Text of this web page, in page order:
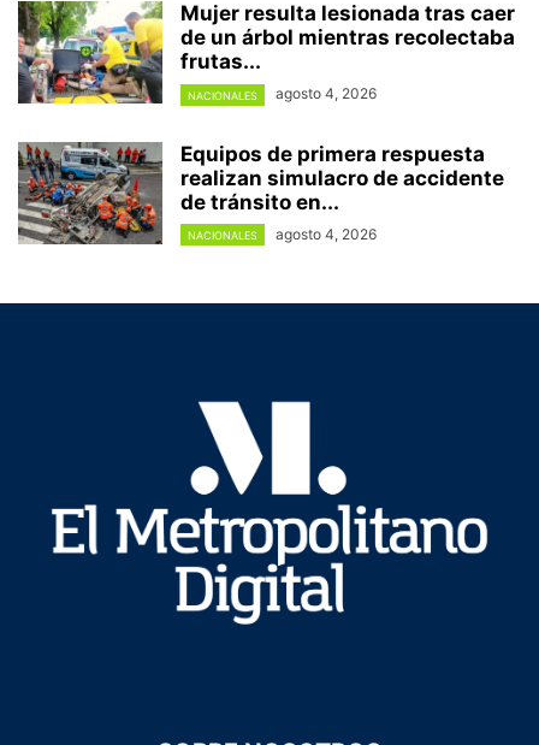
Mujer resulta lesionada tras caer
de un árbol mientras recolectaba
frutas...
NACIONALES agosto 4, 2026
Equipos de primera respuesta
realizan simulacro de accidente
de tránsito en...
NACIONALES agosto 4, 2026